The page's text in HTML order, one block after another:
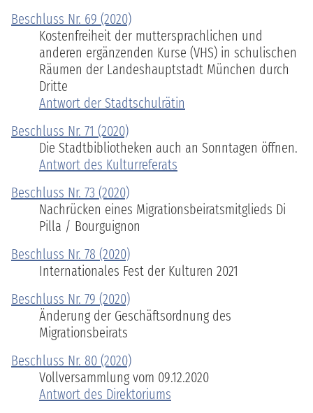
Beschluss Nr. 69 (2020)
Kostenfreiheit der muttersprachlichen und
anderen ergänzenden Kurse (VHS) in schulischen
Räumen der Landeshauptstadt München durch
Dritte
Antwort der Stadtschulrätin
Beschluss Nr. 71 (2020)
Die Stadtbibliotheken auch an Sonntagen öffnen.
Antwort des Kulturreferats
Beschluss Nr. 73 (2020)
Nachrücken eines Migrationsbeiratsmitglieds Di
Pilla / Bourguignon
Beschluss Nr. 78 (2020)
Internationales Fest der Kulturen 2021
Beschluss Nr. 79 (2020)
Änderung der Geschäftsordnung des
Migrationsbeirats
Beschluss Nr. 80 (2020)
Vollversammlung vom 09.12.2020
Antwort des Direktoriums